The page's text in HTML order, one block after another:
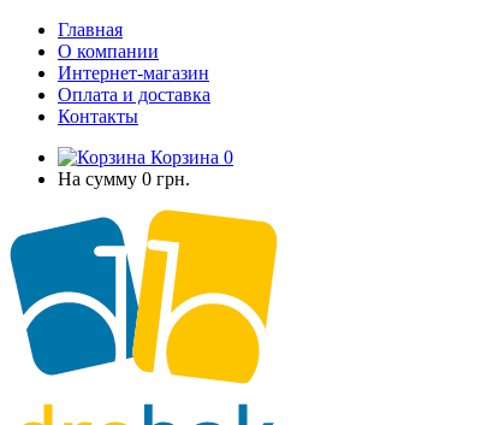
Главная
О компании
Интернет-магазин
Оплата и доставка
Контакты
Корзина 0
На сумму 0 грн.